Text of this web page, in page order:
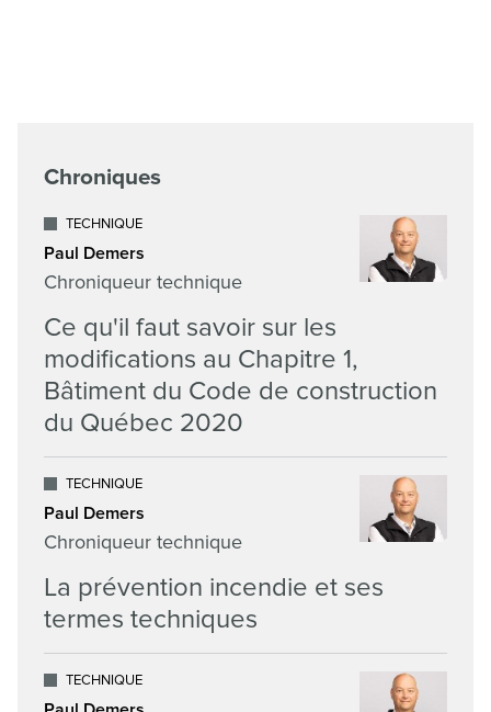
Chroniques
TECHNIQUE
Paul Demers
Chroniqueur technique
Ce qu'il faut savoir sur les
modifications au Chapitre 1,
Bâtiment du Code de construction
du Québec 2020
TECHNIQUE
Paul Demers
Chroniqueur technique
La prévention incendie et ses
termes techniques
TECHNIQUE